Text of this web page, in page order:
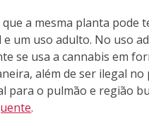
que a mesma planta pode
e um uso adulto. No uso
se usa a cannabis em
, além de ser ilegal no
para o pulmão e região
.